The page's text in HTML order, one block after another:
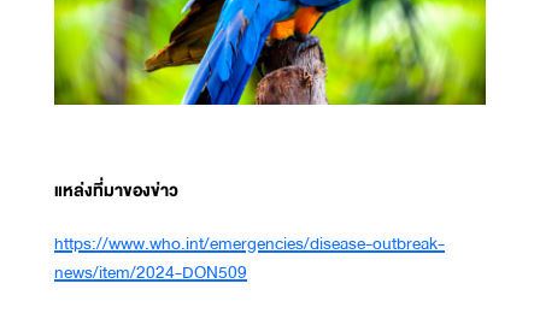
แหล่งที่มาของข่าว
https://www.who.int/emergencies/disease-outbreak-
news/item/2024-DON509